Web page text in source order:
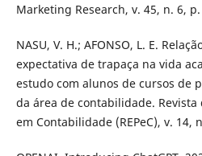
Marketing Research, v. 45, n. 6,
NASU, V. H.; AFONSO, L. E.
expectativa de trapaça na vida
estudo com alunos de cursos de
da área de contabilidade. Revista
em Contabilidade (REPeC), v. 14,